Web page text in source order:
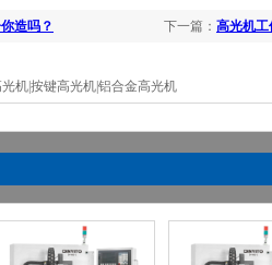
下一篇： 高光机工
造吗？
机|按键高光机|铝合金高光机